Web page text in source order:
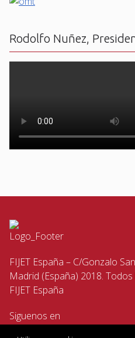
Rodolfo Nuñez,
FIJET España – C/Gonzalo
Madrid (España) 2018.
FIJET España
Siguenos en